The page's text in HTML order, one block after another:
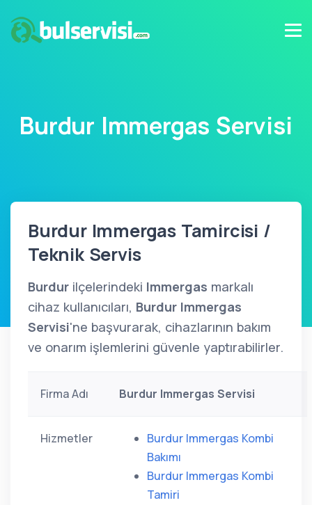
Burdur Immergas Servisi
Burdur Immergas Tamircisi /
Teknik Servis
Burdur ilçelerindeki Immergas markalı
cihaz kullanıcıları, Burdur Immergas
Servisi'ne başvurarak, cihazlarının bakım
ve onarım işlemlerini güvenle yaptırabilirler.
Firma Adı Burdur Immergas Servisi
Hizmetler
Burdur Immergas Kombi
Bakımı
Burdur Immergas Kombi
Tamiri